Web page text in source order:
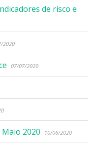
de risco e
2020
07/07/2020
2020 10/06/2020